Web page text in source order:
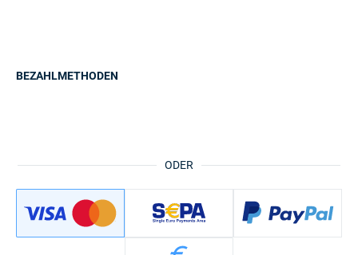
ODER
BEZAHLMETHODEN